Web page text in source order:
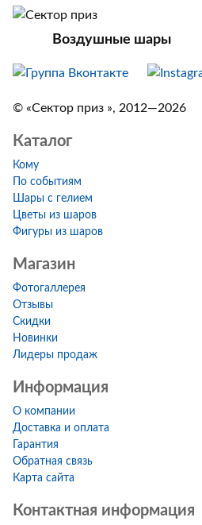
Воздушные шары
© «Сектор приз », 2012—2026
Каталог
Кому
По событиям
Шары с гелием
Цветы из шаров
Фигуры из шаров
Магазин
Фотогаллерея
Отзывы
Скидки
Новинки
Лидеры продаж
Информация
О компании
Доставка и оплата
Гарантия
Обратная связь
Карта сайта
Контактная информация